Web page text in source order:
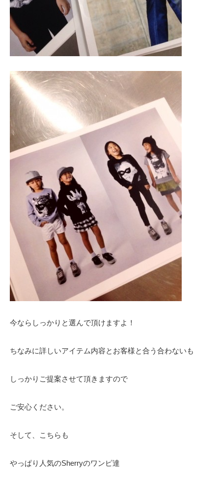
今ならしっかりと選んで頂けますよ！
ちなみに詳しいアイテム内容とお客様と合う合わないも
しっかりご提案させて頂きますので
ご安心ください。
そして、こちらも
やっぱり人気のSherryのワンピ達